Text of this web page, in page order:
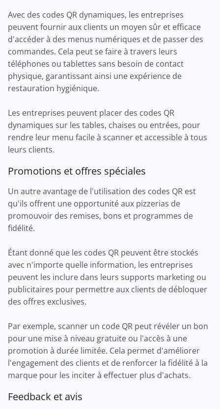
Avec des codes QR dynamiques, les entreprises
peuvent fournir aux clients un moyen sûr et efficace
d'accéder à des menus numériques et de passer des
commandes. Cela peut se faire à travers leurs
téléphones ou tablettes sans besoin de contact
physique, garantissant ainsi une expérience de
restauration hygiénique.
Les entreprises peuvent placer des codes QR
dynamiques sur les tables, chaises ou entrées, pour
rendre leur menu facile à scanner et accessible à tous
leurs clients.
Promotions et offres spéciales
Un autre avantage de l'utilisation des codes QR est
qu'ils offrent une opportunité aux pizzerias de
promouvoir des remises, bons et programmes de
fidélité.
Étant donné que les codes QR peuvent être stockés
avec n'importe quelle information, les entreprises
peuvent les inclure dans leurs supports marketing ou
publicitaires pour permettre aux clients de débloquer
des offres exclusives.
Par exemple, scanner un code QR peut révéler un bon
pour une mise à niveau gratuite ou l'accès à une
promotion à durée limitée. Cela permet d'améliorer
l'engagement des clients et de renforcer la fidélité à la
marque pour les inciter à effectuer plus d'achats.
Feedback et avis